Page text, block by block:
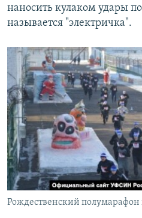
наносить кулаком удары
называется "электричка".
Рождественский полумарафон